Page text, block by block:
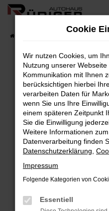
Zum
springen
Fehler:
Beim Laden ist ein
Hier sind ein paar
Überprüfe deine
Laden andere
Suchmaschine?
Prüfe deine
können das Laden
Cookie
Wir nutzen Cookies, um
Nutzung unserer
Kommunikation mit Ihnen
berücksichtigen hierbei
verarbeiten Daten für
wenn Sie uns Ihre
einem späteren Zeitpunkt
Sie die Einwilligung
Weitere Informationen
Datenverarbeitung finden
Datenschutzerklärung
Impressum
Folgende Kategorien von
Essentiell